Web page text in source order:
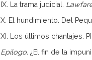
IX. La trama judicial.
X. El hundimiento. Del
XI. Los últimos chantajes.
Epílogo. ¿El fin de la